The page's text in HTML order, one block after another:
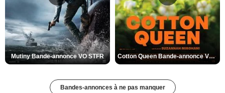
Mutiny Bande-annonce VO STFR Cotton Queen Bande-annonce VO STFR
Bandes-annonces à ne pas manquer